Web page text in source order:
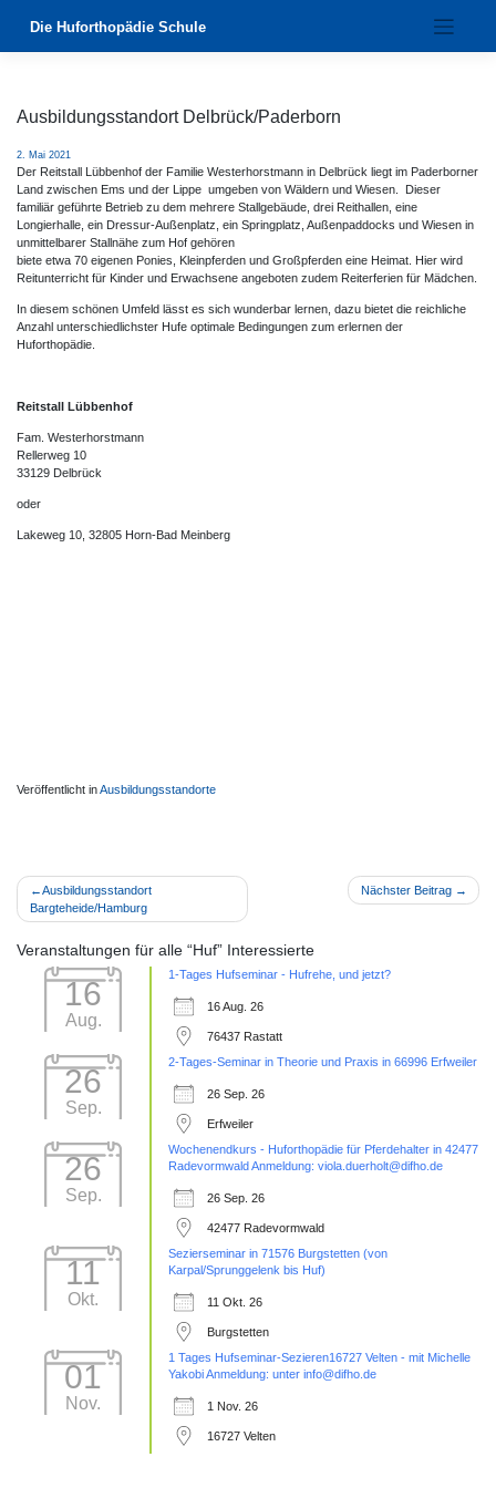
Die Huforthopädie Schule
Ausbildungsstandort Delbrück/Paderborn
2. Mai 2021
Der Reitstall Lübbenhof der Familie Westerhorstmann in Delbrück liegt im Paderborner
Land zwischen Ems und der Lippe umgeben von Wäldern und Wiesen. Dieser
familiär geführte Betrieb zu dem mehrere Stallgebäude, drei Reithallen, eine
Longierhalle, ein Dressur-Außenplatz, ein Springplatz, Außenpaddocks und Wiesen in
unmittelbarer Stallnähe zum Hof gehören
biete etwa 70 eigenen Ponies, Kleinpferden und Großpferden eine Heimat. Hier wird
Reitunterricht für Kinder und Erwachsene angeboten zudem Reiterferien für Mädchen.
In diesem schönen Umfeld lässt es sich wunderbar lernen, dazu bietet die reichliche
Anzahl unterschiedlichster Hufe optimale Bedingungen zum erlernen der
Huforthopädie.
Reitstall Lübbenhof
Fam. Westerhorstmann
Rellerweg 10
33129 Delbrück
oder
Lakeweg 10, 32805 Horn-Bad Meinberg
Veröffentlicht inAusbildungsstandorte
Beitragsnavigation
Ausbildungsstandort
Bargteheide/Hamburg
Nächster Beitrag
Veranstaltungen für alle “Huf” Interessierte
16
Aug.
1-Tages Hufseminar - Hufrehe, und jetzt?
16 Aug. 26
76437 Rastatt
26
Sep.
2-Tages-Seminar in Theorie und Praxis in 66996 Erfweiler
26 Sep. 26
Erfweiler
26
Sep.
Wochenendkurs - Huforthopädie für Pferdehalter in 42477
Radevormwald Anmeldung: viola.duerholt@difho.de
26 Sep. 26
42477 Radevormwald
11
Okt.
Sezierseminar in 71576 Burgstetten (von
Karpal/Sprunggelenk bis Huf)
11 Okt. 26
Burgstetten
01
Nov.
1 Tages Hufseminar-Sezieren16727 Velten - mit Michelle
Yakobi Anmeldung: unter info@difho.de
1 Nov. 26
16727 Velten